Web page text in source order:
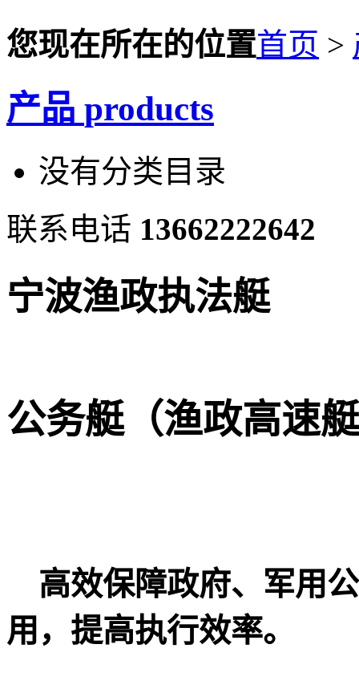
您现在所在的位置首页 >
产品 products
没有分类目录
联系电话 13662222642
宁波渔政执法艇
公务艇（渔政高速
高效保障政府、军用
用，提高执行效率。